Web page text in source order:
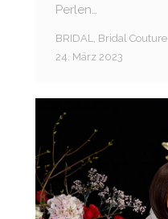
Perlen…
BRIDAL Bridal Couture
24. März 2023